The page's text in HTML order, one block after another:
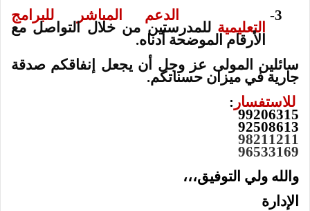
3-
الدعم المباشر للبرامج
التعليميةللمدرستين من خلال التواصل مع
الأرقام الموضحة أدناه.
سائلين المولى عز وجل أن يجعل إنفاقكم صدقة
جارية في ميزان حسناتكم.
للاستفسار :
99206315
92508613
98211211
96533169
والله ولي التوفيق،،،
الإدارة